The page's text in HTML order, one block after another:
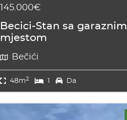
145.000€
Becici-Stan sa garaznim
mjestom
Bečići
48m2 1 Da